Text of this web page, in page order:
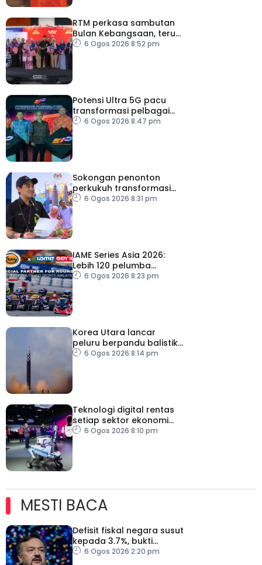
RTM perkasa sambutan
Bulan Kebangsaan, terus
dekati rakyat
6 Ogos 2026 8:52 pm
Potensi Ultra 5G pacu
transformasi pelbagai
sektor utama
6 Ogos 2026 8:47 pm
Sokongan penonton
perkukuh transformasi
RTM6 Ogos 2026 8:31 pm
IAME Series Asia 2026:
Lebih 120 pelumba
antarabangsa berentap
6 Ogos 2026 8:23 pm
Korea Utara lancar
peluru berpandu balistik
jarak dekat ke arah Laut
6 Ogos 2026 8:14 pm
Teknologi digital rentas
setiap sektor ekonomi
diperkasa seiring
6 Ogos 2026 8:10 pm
MESTI BACA
Defisit fiskal negara susut
kepada 3.7%, bukti
keyakinan pelabur masih
6 Ogos 2026 2:20 pm